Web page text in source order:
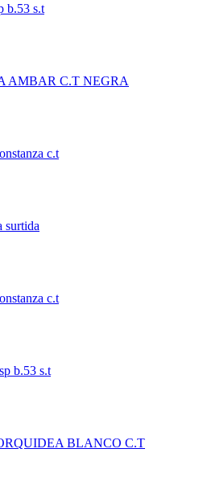
b.53 s.t
AMBAR C.T NEGRA
c.t
surtida
c.t
b.53 s.t
BLANCO C.T